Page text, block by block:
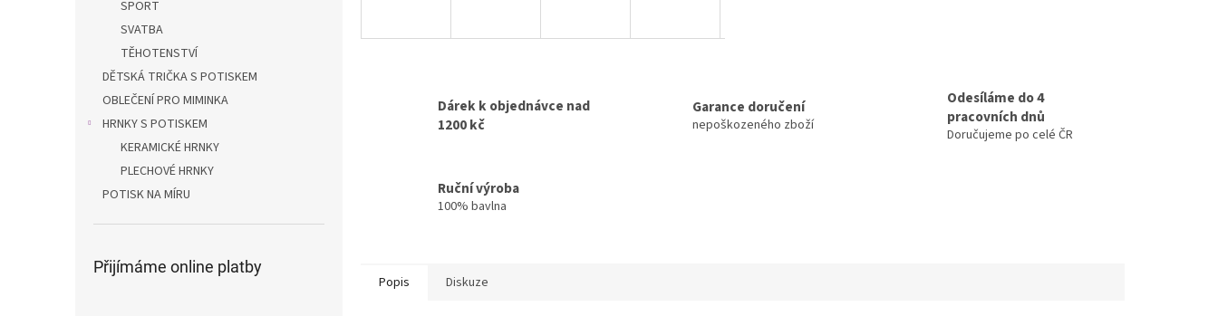
SPORT
SVATBA
TĚHOTENSTVÍ
DĚTSKÁ TRIČKA S POTISKEM
OBLEČENÍ PRO MIMINKA
HRNKY S POTISKEM
KERAMICKÉ HRNKY
PLECHOVÉ HRNKY
POTISK NA MÍRU
Přijímáme online platby
Dárek k objednávce nad
1200 kč
Garance doručení
nepoškozeného zboží
Odesíláme do 4
pracovních dnů
Doručujeme po celé ČR
Ruční výroba
100% bavlna
Popis Diskuze